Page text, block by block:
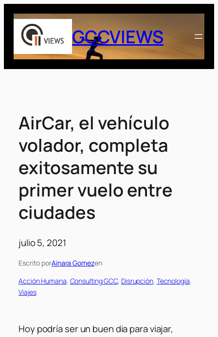
Saltar
contenido
GCCVIEWS
AirCar, el vehículo
volador, completa
exitosamente su
primer vuelo entre
ciudades
julio 5, 2021
Escrito porAinara Gomezen
Acción Humana, Consulting GCC, Disrupción, Tecnología
Viajes
Hoy podría ser un buen dia para viajar,